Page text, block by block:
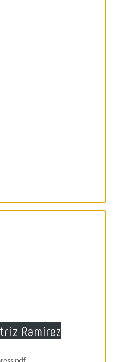
Ramírez